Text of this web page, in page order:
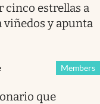
cinco estrellas a
viñedos y apunta
Members
que